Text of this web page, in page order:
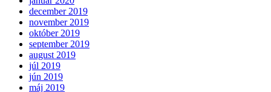
december 2019
november 2019
október 2019
september 2019
august 2019
júl 2019
jún 2019
máj 2019